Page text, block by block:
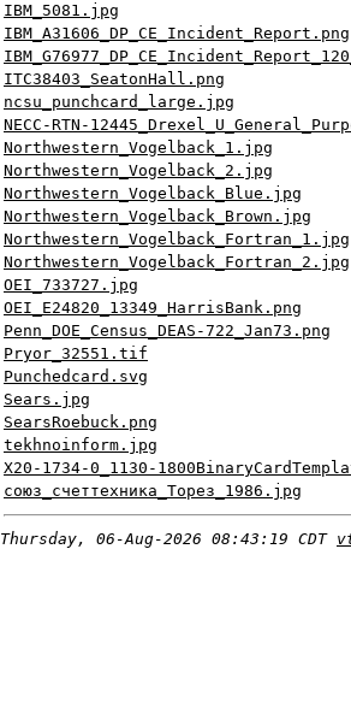
IBM_5081.jpg
IBM_A31606_DP_CE_Incident_Report.png
ITC38403_SeatonHall.png
ncsu_punchcard_large.jpg
NECC-RTN-
Northwestern_Vogelback_1.jpg
Northwestern_Vogelback_2.jpg
Northwestern_Vogelback_Blue.jpg
Northwestern_Vogelback_Brown.jpg
Northwestern_Vogelback_Fortran_1.jpg
Northwestern_Vogelback_Fortran_2.jpg
OEI_733727.jpg
OEI_E24820_13349_HarrisBank.png
Penn_DOE_Census_DEAS-722_Jan73.png
Pryor_32551.tif
Punchedcard.svg
Sears.jpg
SearsRoebuck.png
tekhnoinform.jpg
X20-1734-0_1130-
союз_счеттехника_Торез_1986.jpg
Thursday, 06-Aug-2026 08:43:19 CDT